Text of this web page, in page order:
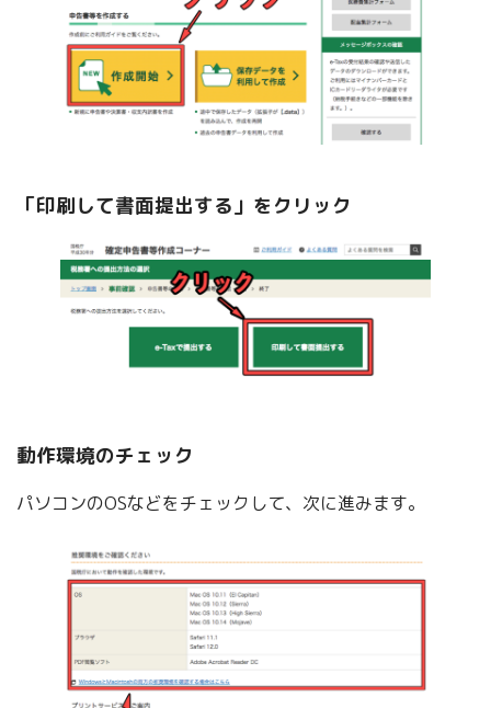
「印刷して書面提出する」をクリック
動作環境のチェック
パソコンのOSなどをチェックして、次に進みます。